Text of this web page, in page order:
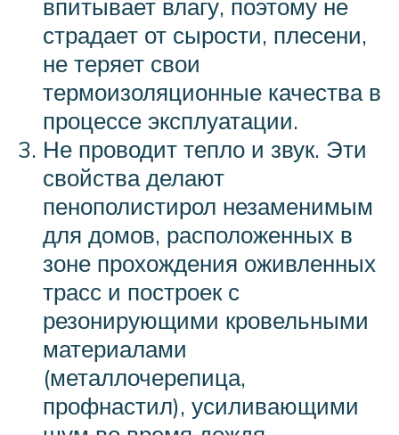
впитывает влагу, поэтому не
страдает от сырости, плесени,
не теряет свои
термоизоляционные качества в
процессе эксплуатации.
Не проводит тепло и звук. Эти
свойства делают
пенополистирол незаменимым
для домов, расположенных в
зоне прохождения оживленных
трасс и построек с
резонирующими кровельными
материалами
(металлочерепица,
профнастил), усиливающими